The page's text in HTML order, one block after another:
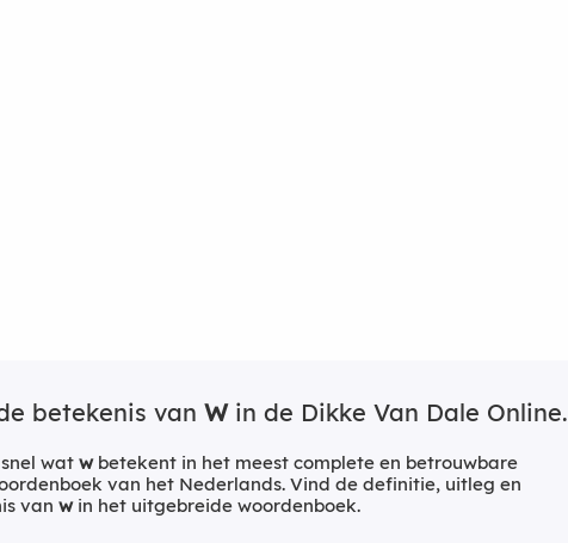
betekenis van Win de Dikke Van Dale Online.
wat wbetekent in het meest complete en betrouwbare
van het Nederlands. Vind de definitie, uitleg en
van win het uitgebreide woordenboek.